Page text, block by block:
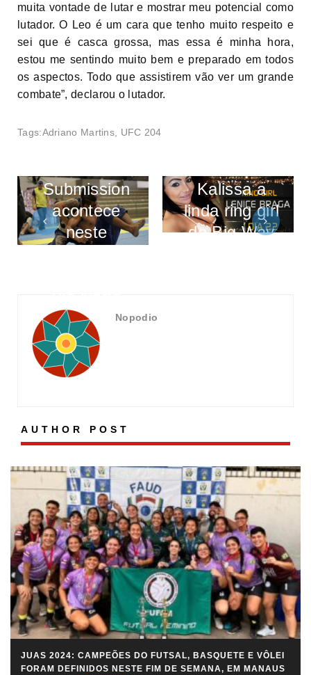
muita vontade de lutar e mostrar meu potencial como
lutador. O Leo é um cara que tenho muito respeito e
sei que é casca grossa, mas essa é minha hora,
estou me sentindo muito bem e preparado em todos
os aspectos. Todo que assistirem vão ver um grande
combate”, declarou o lutador.
Tags:Adriano Martins, UFC 204
Submission
acontece
neste
Kalissa a
linda ring girl
do Big Way
Nopodio
AUTHOR POST
JUAS 2024: CAMPEÕES DO FUTSAL, BASQUETE E VÔLEI
FORAM DEFINIDOS NESTE FIM DE SEMANA, EM MANAUS